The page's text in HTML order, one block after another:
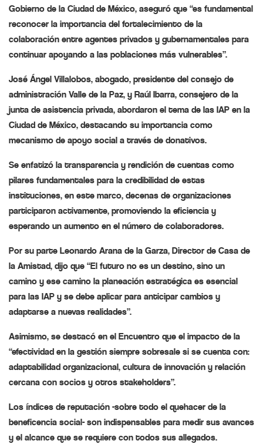
Gobierno de la Ciudad de México, aseguró que “es fundamental
reconocer la importancia del fortalecimiento de la
colaboración entre agentes privados y gubernamentales para
continuar apoyando a las poblaciones más vulnerables”.
José Ángel Villalobos, abogado, presidente del consejo de
administración Valle de la Paz, y Raúl Ibarra, consejero de la
junta de asistencia privada, abordaron el tema de las IAP en la
Ciudad de México, destacando su importancia como
mecanismo de apoyo social a través de donativos.
Se enfatizó la transparencia y rendición de cuentas como
pilares fundamentales para la credibilidad de estas
instituciones, en este marco, decenas de organizaciones
participaron activamente, promoviendo la eficiencia y
esperando un aumento en el número de colaboradores.
Por su parte Leonardo Arana de la Garza, Director de Casa de
la Amistad, dijo que “El futuro no es un destino, sino un
camino y ese camino la planeación estratégica es esencial
para las IAP y se debe aplicar para anticipar cambios y
adaptarse a nuevas realidades”.
Asimismo, se destacó en el Encuentro que el impacto de la
“efectividad en la gestión siempre sobresale si se cuenta con:
adaptabilidad organizacional, cultura de innovación y relación
cercana con socios y otros stakeholders”.
Los índices de reputación -sobre todo el quehacer de la
beneficencia social- son indispensables para medir sus avances
y el alcance que se requiere con todos sus allegados.